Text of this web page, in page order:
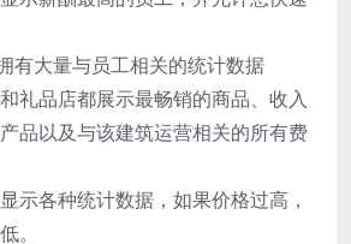
有大量与员工相关的统计数据
礼品店都展示最畅销的商品、收入
品以及与该建筑运营相关的所有费
示各种统计数据，如果价格过高，
。